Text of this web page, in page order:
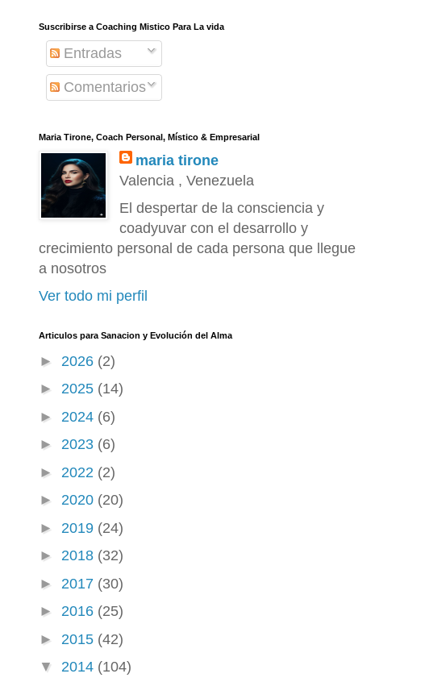
Suscribirse a Coaching Mistico Para La vida
Entradas
Comentarios
Maria Tirone, Coach Personal, Místico & Empresarial
maria tirone
Valencia , Venezuela
El despertar de la consciencia y
coadyuvar con el desarrollo y
crecimiento personal de cada persona que llegue
a nosotros
Ver todo mi perfil
Articulos para Sanacion y Evolución del Alma
► 2026 (2)
► 2025 (14)
► 2024 (6)
► 2023 (6)
► 2022 (2)
► 2020 (20)
► 2019 (24)
► 2018 (32)
► 2017 (30)
► 2016 (25)
► 2015 (42)
▼ 2014 (104)